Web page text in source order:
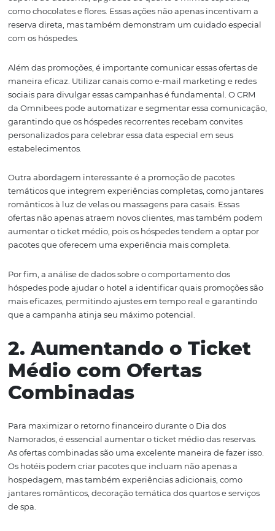
1. Campanhas
Promocionais
para o Dia dos
Namorados
Uma das principais estratégias para atrair casais
dos Namorados é a criação de campanhas
hotéis podem desenvolver ofertas personalizadas que
cupons de desconto, upgrades de quarto e mimos
como chocolates e flores. Essas ações não apenas
reserva direta, mas também demonstram um cuidado
com os hóspedes.
Além das promoções, é importante comunicar essas
maneira eficaz. Utilizar canais como e-mail marketing e
sociais para divulgar essas campanhas é fundamental.
garantindo que os hóspedes recorrentes recebam
personalizados para celebrar essa data especial em seus
estabelecimentos.
temáticos que integrem experiências completas, como
românticos à luz de velas ou massagens para casais.
ofertas não apenas atraem novos clientes, mas
aumentar o ticket médio, pois os hóspedes tendem a
pacotes que oferecem uma experiência mais completa.